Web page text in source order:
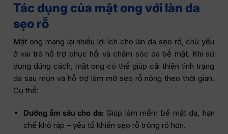
Tác dụng của mật ong với làn da
sẹo rỗ
Mật ong mang lại nhiều lợi ích cho làn da sẹo rỗ, chủ yếu
ở vai trò hỗ trợ phục hồi và chăm sóc da bề mặt. Khi sử
dụng đúng cách, mật ong có thể giúp cải thiện tình trạng
da sau mụn và hỗ trợ làm mờ sẹo rỗ nông theo thời gian.
Cụ thể:
Dưỡng ẩm sâu cho da: Giúp làm mềm bề mặt da, hạn
chế khô ráp – yếu tố khiến sẹo rỗ trông rõ hơn.